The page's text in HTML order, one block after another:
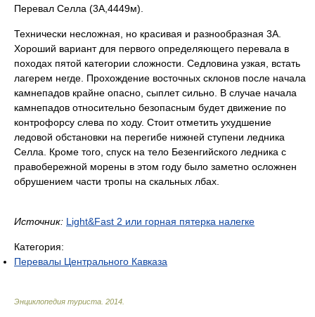
Перевал Селла (3А,4449м).
Технически несложная, но красивая и разнообразная 3А.
Хороший вариант для первого определяющего перевала в
походах пятой категории сложности. Седловина узкая, встать
лагерем негде. Прохождение восточных склонов после начала
камнепадов крайне опасно, сыплет сильно. В случае начала
камнепадов относительно безопасным будет движение по
контрофорсу слева по ходу. Стоит отметить ухудшение
ледовой обстановки на перегибе нижней ступени ледника
Селла. Кроме того, спуск на тело Безенгийского ледника с
правобережной морены в этом году было заметно осложнен
обрушением части тропы на скальных лбах.
Источник: Light&Fast 2 или горная пятерка налегке
Категория:
Перевалы Центрального Кавказа
Энциклопедия туриста 2014